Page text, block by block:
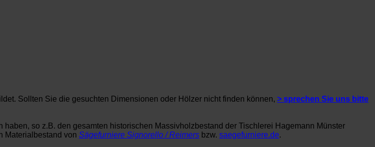
Sollten Sie die gesuchten Dimensionen oder Hölzer nicht finden können, > sprechen Sie uns bitte
so z.B. den gesamten historischen Massivholzbestand der Tischlerei Hagemann Münster
Materialbestand von Sägefurniere Signorello / Reimers bzw. saegefurniere.de.